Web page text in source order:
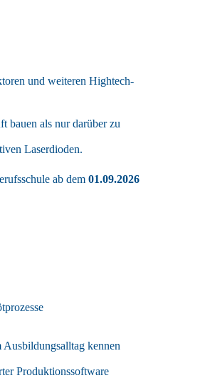
und weiteren Hightech-
bauen als nur darüber zu
Laserdioden.
ab dem 01.09.2026
kennen
Produktionssoftware